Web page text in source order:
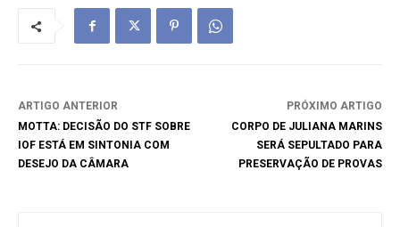
ARTIGO ANTERIOR
MOTTA: DECISÃO DO STF SOBRE
IOF ESTÁ EM SINTONIA COM
DESEJO DA CÂMARA
PRÓXIMO ARTIGO
CORPO DE JULIANA MARINS
SERÁ SEPULTADO PARA
PRESERVAÇÃO DE PROVAS